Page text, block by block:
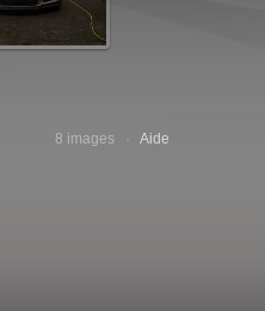
8 images · Aide